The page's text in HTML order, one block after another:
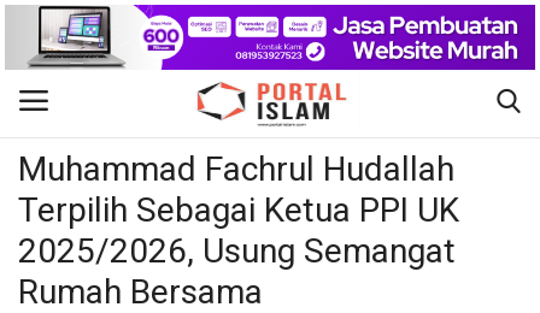
Gabung Daftar
Beranda
Kontak
Muhammad Fachrul Hudallah
Terpilih Sebagai Ketua PPI UK
2025/2026, Usung Semangat
Rumah Bersama